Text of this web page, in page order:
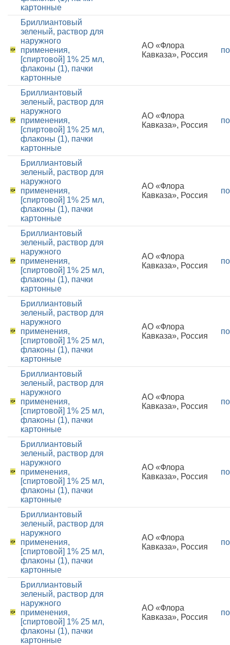
картонные
Бриллиантовый
зеленый, раствор для
наружного
применения,
[спиртовой] 1% 25 мл,
флаконы (1), пачки
картонные
АО «Флора
Кавказа», Россия
Бриллиантовый
зеленый, раствор для
наружного
применения,
[спиртовой] 1% 25 мл,
флаконы (1), пачки
картонные
АО «Флора
Кавказа», Россия
Бриллиантовый
зеленый, раствор для
наружного
применения,
[спиртовой] 1% 25 мл,
флаконы (1), пачки
картонные
АО «Флора
Кавказа», Россия
Бриллиантовый
зеленый, раствор для
наружного
применения,
[спиртовой] 1% 25 мл,
флаконы (1), пачки
картонные
АО «Флора
Кавказа», Россия
Бриллиантовый
зеленый, раствор для
наружного
применения,
[спиртовой] 1% 25 мл,
флаконы (1), пачки
картонные
АО «Флора
Кавказа», Россия
Бриллиантовый
зеленый, раствор для
наружного
применения,
[спиртовой] 1% 25 мл,
флаконы (1), пачки
картонные
АО «Флора
Кавказа», Россия
Бриллиантовый
зеленый, раствор для
наружного
применения,
[спиртовой] 1% 25 мл,
флаконы (1), пачки
картонные
АО «Флора
Кавказа», Россия
Бриллиантовый
зеленый, раствор для
наружного
применения,
[спиртовой] 1% 25 мл,
флаконы (1), пачки
картонные
АО «Флора
Кавказа», Россия
Бриллиантовый
зеленый, раствор для
наружного
применения,
[спиртовой] 1% 25 мл,
флаконы (1), пачки
картонные
АО «Флора
Кавказа», Россия